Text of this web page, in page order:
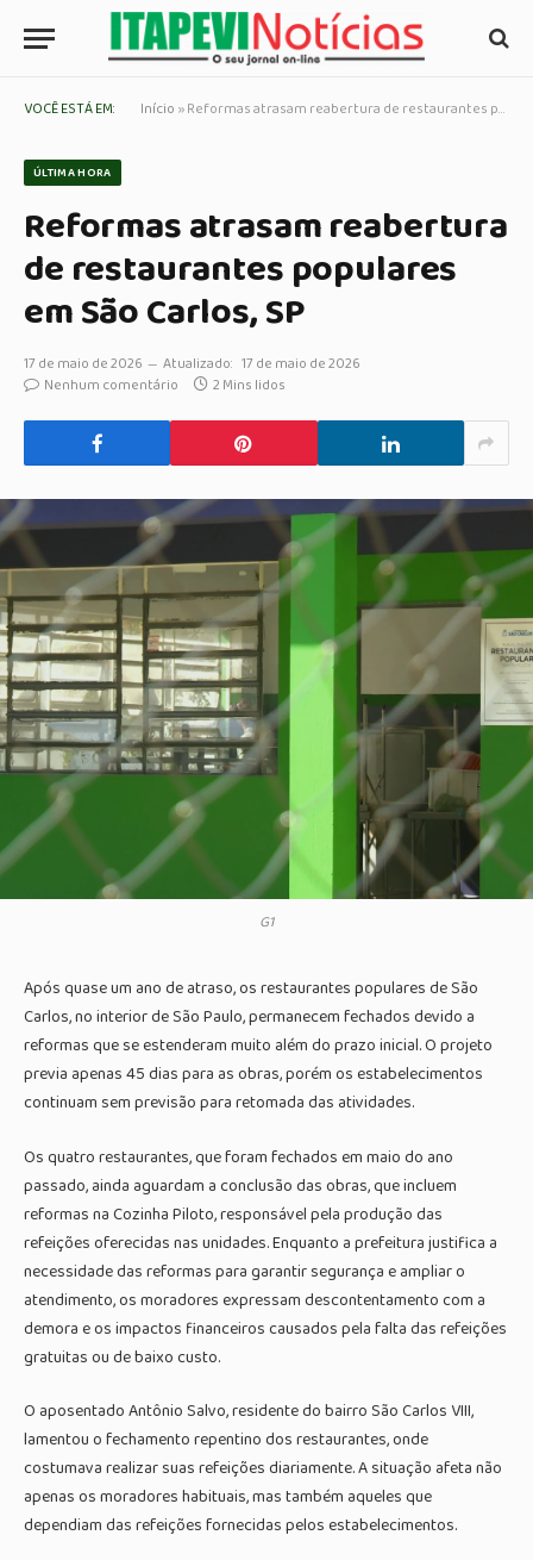
VOCÊ ESTÁ EM: Início »Reformas atrasam reabertura de restaurantes populares em São Carlos, SP
ÚLTIMA HORA
Reformas atrasam reabertura
de restaurantes populares
em São Carlos, SP
17 de maio de 2026 Atualizado: 17 de maio de 2026
Nenhum comentário
2 Mins lidos
G1
Após quase um ano de atraso, os restaurantes populares de São
Carlos, no interior de São Paulo, permanecem fechados devido a
reformas que se estenderam muito além do prazo inicial. O projeto
previa apenas 45 dias para as obras, porém os estabelecimentos
continuam sem previsão para retomada das atividades.
Os quatro restaurantes, que foram fechados em maio do ano
passado, ainda aguardam a conclusão das obras, que incluem
reformas na Cozinha Piloto, responsável pela produção das
refeições oferecidas nas unidades. Enquanto a prefeitura justifica a
necessidade das reformas para garantir segurança e ampliar o
atendimento, os moradores expressam descontentamento com a
demora e os impactos financeiros causados pela falta das refeições
gratuitas ou de baixo custo.
O aposentado Antônio Salvo, residente do bairro São Carlos VIII,
lamentou o fechamento repentino dos restaurantes, onde
costumava realizar suas refeições diariamente. A situação afeta não
apenas os moradores habituais, mas também aqueles que
dependiam das refeições fornecidas pelos estabelecimentos.